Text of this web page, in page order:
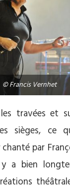
© Francis Vernhet
travées et
sièges, ce
par
a bien